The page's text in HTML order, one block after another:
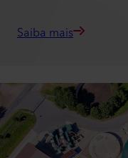
Saiba mais